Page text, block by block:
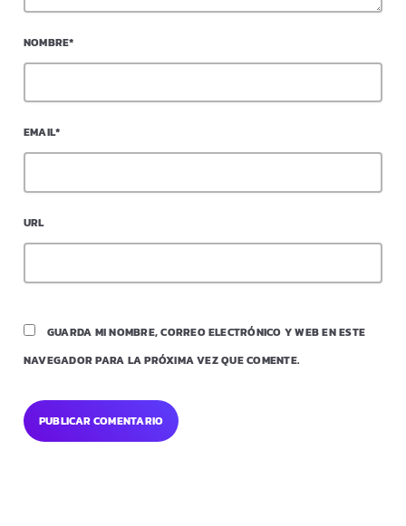
NOMBRE*
EMAIL*
URL
GUARDA MI NOMBRE, CORREO ELECTRÓNICO Y WEB EN ESTE
NAVEGADOR PARA LA PRÓXIMA VEZ QUE COMENTE.